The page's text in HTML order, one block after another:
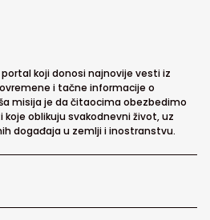
koji donosi najnovije vesti iz
i tačne informacije o
misija je da čitaocima obezbedimo
oblikuju svakodnevni život, uz
događaja u zemlji i inostranstvu.